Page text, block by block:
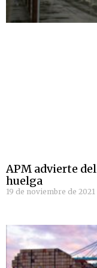
APM advierte
huelga
19 de noviembre de 2021